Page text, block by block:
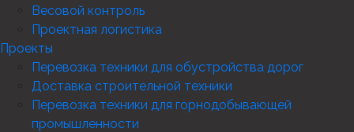
Весовой контроль
Проектная логистика
Проекты
Перевозка техники для обустройства дорог
Доставка строительной техники
Перевозка техники для горнодобывающей
промышленности